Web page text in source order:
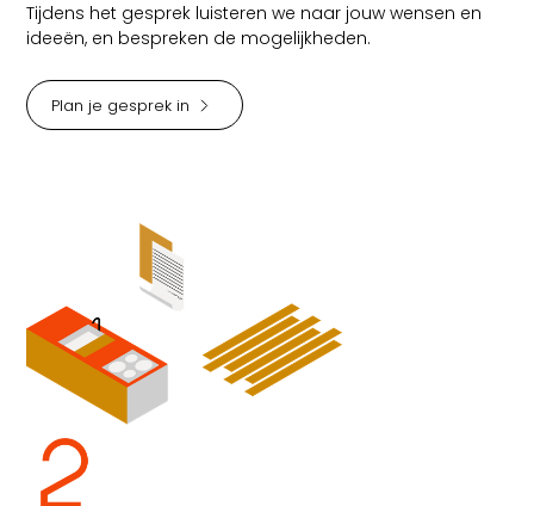
Tijdens het gesprek luisteren we naar jouw wensen en
ideeën, en bespreken de mogelijkheden.
Plan je gesprek in